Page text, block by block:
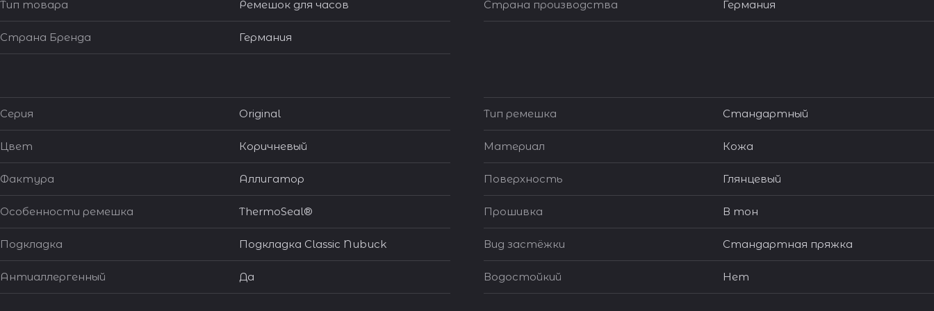
Тип товара Ремешок для часов Страна производства Германия
Страна Бренда Германия
Серия Original Тип ремешка Стандартный
Цвет Коричневый Материал Кожа
Фактура Аллигатор Поверхность Глянцевый
Особенности ремешка ThermoSeal® Прошивка В тон
Подкладка Подкладка Classic Nubuck Вид застёжки Стандартная пряжка
Антиаллергенный Да Водостойкий Нет